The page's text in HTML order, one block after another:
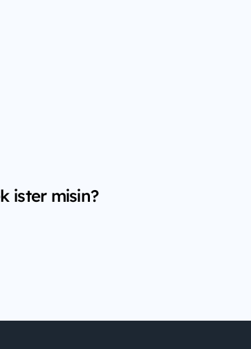
ister misin?